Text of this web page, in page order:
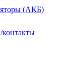
(АКБ)